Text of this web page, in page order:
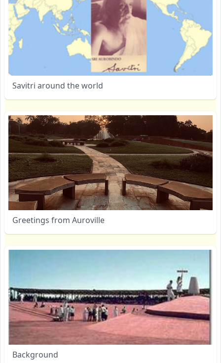
Savitri around the world
Greetings from Auroville
Background